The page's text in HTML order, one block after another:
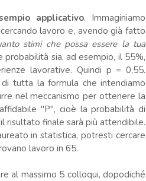
applicativo. Immaginiamo
lavoro e, avendo già fatto
stimi che possa essere la tua
sia, ad esempio, il 55%,
lavorative. Quindi p = 0,55.
tutta la formula che intendiamo
nel meccanismo per ottenere la
"P", cioè la probabilità di
risultato finale sarà più attendibile.
in statistica, potresti cercare
lavoro in 65.
al massimo 5 colloqui, dopodiché